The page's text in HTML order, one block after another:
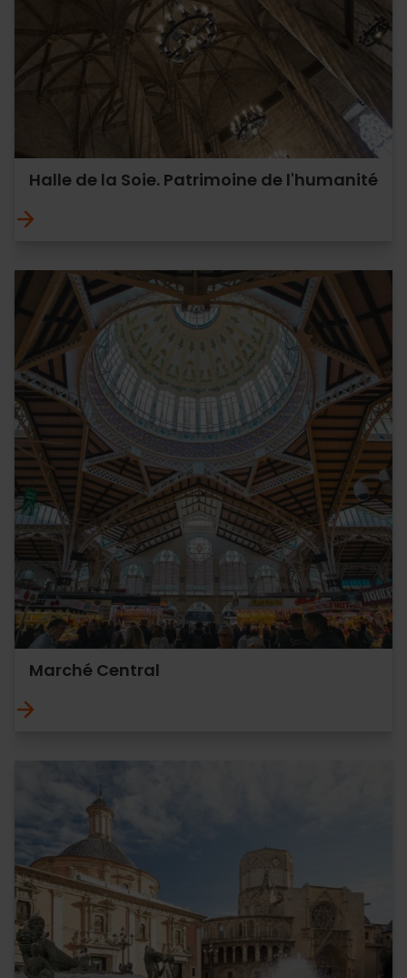
Halle de la Soie. Patrimoine de l'humanité
Marché Central